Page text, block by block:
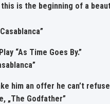
is the beginning of a
“As Time Goes By.”
him an offer he can’t
„The Godfather”